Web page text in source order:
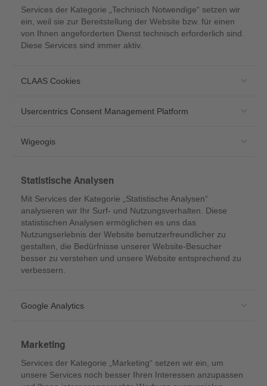
Services der Kategorie „Technisch Notwendige“ setzen wir
ein, weil sie zur Bereitstellung der Website bzw. für einen
von Ihnen angeforderten Dienst technisch erforderlich sind.
Diese Services sind immer aktiv.
CLAAS Cookies
Usercentrics Consent Management Platform
Wigeogis
Statistische Analysen
Mit Services der Kategorie „Statistische Analysen“
analysieren wir Ihr Surf- und Nutzungsverhalten. Diese
statistischen Analysen ermöglichen es uns das
Nutzungserlebnis der Website benutzerfreundlicher zu
gestalten, die Bedürfnisse unserer Website-Besucher
besser zu verstehen und unsere Website entsprechend zu
verbessern.
Google Analytics
Marketing
Services der Kategorie „Marketing“ setzen wir ein, um
unsere Services noch besser Ihren Interessen anzupassen